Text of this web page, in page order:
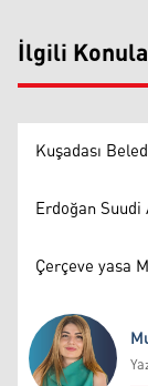
İlgili
Kuşadası
Erdoğan
Çerçeve yasa